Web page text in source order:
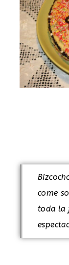
come
toda la